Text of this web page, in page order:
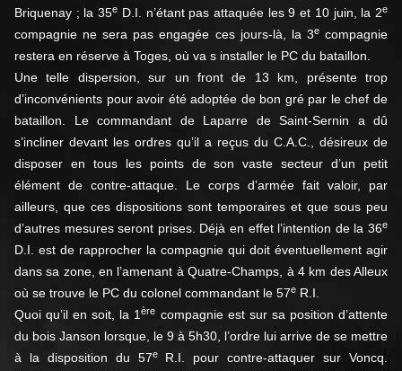
Briquenay ; la 35e D.I. n’étant pas attaquée les 9 et 10 juin, la 2e
compagnie ne sera pas engagée ces jours-là, la 3ecompagnie
restera en réserve à Toges, où va s installer le PC du bataillon.
Une telle dispersion, sur un front de 13 km, présente trop
d’inconvénients pour avoir été adoptée de bon gré par le chef de
bataillon. Le commandant de Laparre de Saint-Sernin a dû
s’incliner devant les ordres qu’il a reçus du C.A.C., désireux de
disposer en tous les points de son vaste secteur d’un petit
élément de contre-attaque. Le corps d’armée fait valoir, par
ailleurs, que ces dispositions sont temporaires et que sous peu
d’autres mesures seront prises. Déjà en effet l’intention de la 36e
D.I. est de rapprocher la compagnie qui doit éventuellement agir
dans sa zone, en l’amenant à Quatre-Champs, à 4 km des Alleux
où se trouve le PC du colonel commandant le 57e R.I.
Quoi qu’il en soit, la 1ère compagnie est sur sa position d’attente
du bois Janson lorsque, le 9 à 5h30, l’ordre lui arrive de se mettre
à la disposition du 57eR.I. pour contre-attaquer sur Voncq.